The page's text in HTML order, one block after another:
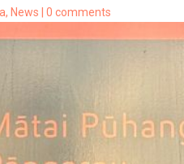
, News |0 comments